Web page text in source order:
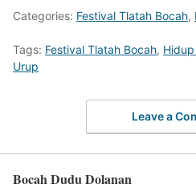
Categories: Festival Tlatah Bocah,
Tags: Festival Tlatah Bocah,
Urup
Leave a
Bocah Dudu Dolanan